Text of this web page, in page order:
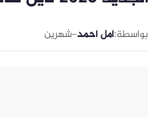
بواسطة:أمل أحمد–شهرين